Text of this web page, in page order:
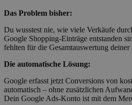
Das Problem bisher:
Du wusstest nie, wie viele Verkäufe
Google Shopping-Einträge entstanden
fehlten für die Gesamtauswertung deiner
Die automatische Lösung:
Google erfasst jetzt Conversions von
automatisch – ohne zusätzlichen
Dein Google Ads-Konto ist mit dem